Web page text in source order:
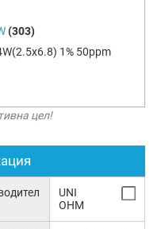
(303)
1% 50ppm
цел!
UNI
OHM